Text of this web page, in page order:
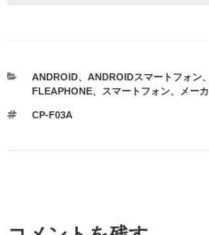
カ
テ
リ
ANDROID、 ANDROIDスマートフォン、
FLEAPHONE、 スマートフォン、 メーカ
タ
CP-F03A